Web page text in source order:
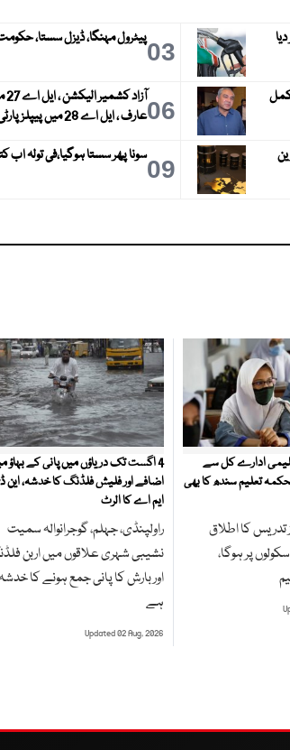
03پیٹرول مہنگا، ڈیزل سستا،
06عارف ، ایل اے 28 میں پیپلز پارٹی کے بازل نقوی کامیاب
09سونا پھر سستا ہوگیا،فی تولہ
ادارے کل سے
تعلیم سندھ کا بھی
میں 6 روز تدریس کا اطلاق
پر ہوگا،
4 اگست تک دریاؤں میں پانی کے بہاؤ
اضافے اور فلیش فلڈنگ کا خدشہ، این
ایم اے کا الرٹ
راولپنڈی، جہلم، گوجرانوالہ سمیت
نشیبی شہری علاقوں میں اربن
اور بارش کا پانی جمع ہونے کا
ہے
Updated 02 Aug, 2026